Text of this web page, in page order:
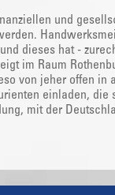
und
dieses hat -
im Raum
von jeher offen in
einladen,
mit der